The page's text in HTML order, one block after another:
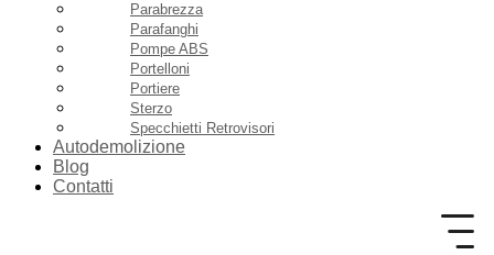
Parabrezza
Parafanghi
Pompe ABS
Portelloni
Portiere
Sterzo
Specchietti Retrovisori
Autodemolizione
Blog
Contatti